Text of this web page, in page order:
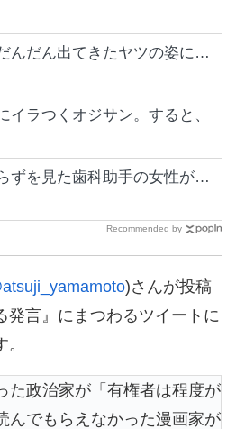
んだん出てきたヤツの姿に…
イラつくオジサン。すると、
ずを見た歯科助手の女性が…
Recommended by
)さんが投稿
発言』にまつわるツイートに
た政治家が「有権者は程度が
んでもらえなかった漫画家が